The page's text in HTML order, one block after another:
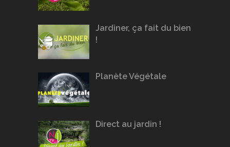
Jardiner, ça fait du bien
!
Planète Végétale
Direct au jardin !